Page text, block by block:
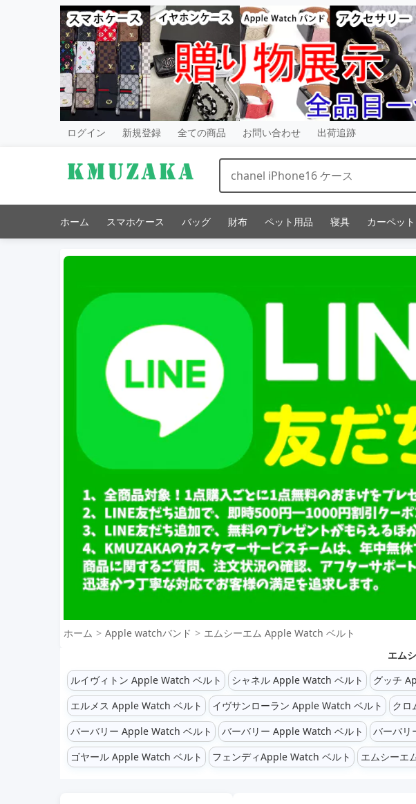
ログイン 新規登録 全ての商品 お問い合わせ 出荷追跡
ホーム スマホケース バッグ 財布 ペット用品 寝具 カーペット
ホーム Apple watchバンド
エムシーエム Apple Watch ベルト
エム
ルイヴィトン Apple Watch ベルト
シャネル Apple Watch ベルト グッチ
エルメス Apple Watch ベルト
イヴサンローラン Apple Watch ベルト クロ
バーバリー Apple Watch ベルト
バーバリー Apple Watch ベルト バーバリ
ゴヤール Apple Watch ベルト
フェンディApple Watch ベルト エムシーエ